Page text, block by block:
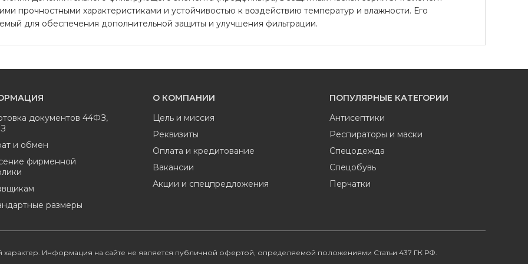
прочностными характеристиками и устойчивостью к воздействию температур и влажности. Его
для обеспечения дополнительной защиты и улучшения фильтрации.
документов 44ФЗ,
и обмен
фирменной
размеры
О КОМПАНИИ
Цель и миссия
Реквизиты
Оплата и кредитование
Вакансии
Акции и спецпредложения
ПОПУЛЯРНЫЕ КАТЕГОРИИ
Антисептики
Респираторы и маски
Спецодежда
Спецобувь
Перчатки
Информация на сайте не является публичной офертой, определяемой положениями Статьи 437 ГК РФ.